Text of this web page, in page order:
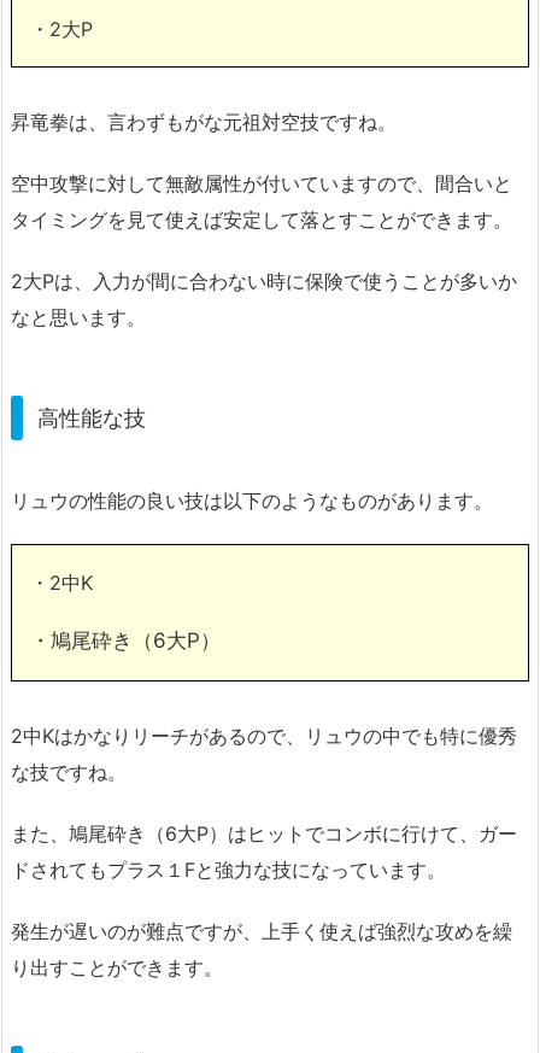
・2大P
昇竜拳は、言わずもがな元祖対空技ですね。
空中攻撃に対して無敵属性が付いていますので、間合いと
タイミングを見て使えば安定して落とすことができます。
2大Pは、入力が間に合わない時に保険で使うことが多いか
なと思います。
高性能な技
リュウの性能の良い技は以下のようなものがあります。
・2中K
・鳩尾砕き（6大P）
2中Kはかなりリーチがあるので、リュウの中でも特に優秀
な技ですね。
また、鳩尾砕き（6大P）はヒットでコンボに行けて、ガー
ドされてもプラス１Fと強力な技になっています。
発生が遅いのが難点ですが、上手く使えば強烈な攻めを繰
り出すことができます。